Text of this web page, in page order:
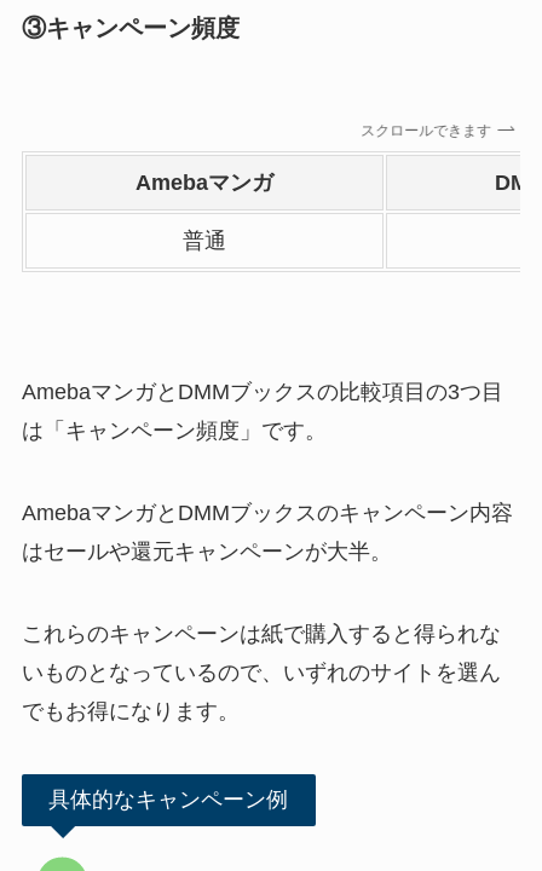
③キャンペーン頻度
スクロールできます
Amebaマンガ
普通
AmebaマンガとDMMブックスの比較項目の3つ目
は「キャンペーン頻度」です。
AmebaマンガとDMMブックスのキャンペーン内容
はセールや還元キャンペーンが大半。
これらのキャンペーンは紙で購入すると得られな
いものとなっているので、いずれのサイトを選ん
でもお得になります。
具体的なキャンペーン例